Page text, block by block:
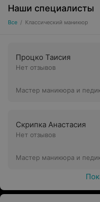
Наши специалисты
Все / Классический маникюр
Процко Таисия
Нет отзывов
Мастер маникюра и
Скрипка Анастасия
Нет отзывов
Мастер маникюра и